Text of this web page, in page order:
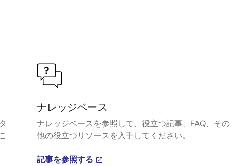
ナレッジベース
ナレッジベースを参照して、役立つ記事、FAQ、その
他の役立つリソースを入手してください。
記事を参照する